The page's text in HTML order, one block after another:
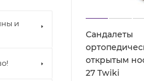
Сандалеты
открытым
27 Twiki
и